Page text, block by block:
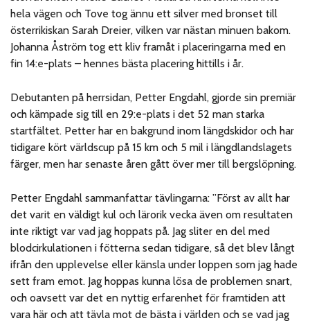
hela vägen och Tove tog ännu ett silver med bronset till
österrikiskan Sarah Dreier, vilken var nästan minuen bakom.
Johanna Åström tog ett kliv framåt i placeringarna med en
fin 14:e-plats – hennes bästa placering hittills i år.
Debutanten på herrsidan, Petter Engdahl, gjorde sin premiär
och kämpade sig till en 29:e-plats i det 52 man starka
startfältet. Petter har en bakgrund inom längdskidor och har
tidigare kört världscup på 15 km och 5 mil i längdlandslagets
färger, men har senaste åren gått över mer till bergslöpning.
Petter Engdahl sammanfattar tävlingarna: ”Först av allt har
det varit en väldigt kul och lärorik vecka även om resultaten
inte riktigt var vad jag hoppats på. Jag sliter en del med
blodcirkulationen i fötterna sedan tidigare, så det blev långt
ifrån den upplevelse eller känsla under loppen som jag hade
sett fram emot. Jag hoppas kunna lösa de problemen snart,
och oavsett var det en nyttig erfarenhet för framtiden att
vara här och att tävla mot de bästa i världen och se vad jag